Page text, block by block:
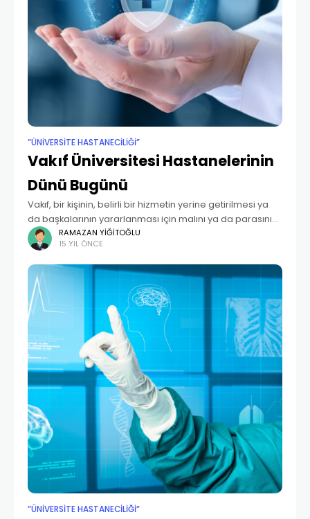
”ÜNIVERSITE HASTANECILIĞI”
Vakıf Üniversitesi Hastanelerinin
Dünü Bugünü
Vakıf, bir kişinin, belirli bir hizmetin yerine getirilmesi ya
da başkalarının yararlanması için malını ya da parasını
bağışlayarak oluşturduğu kuruluştur. Bir vakfın
kurulabilmesi için mülk sahibinin vakfa bırakacağı bir
mülk
RAMAZAN YIĞITOĞLU
15 YIL ÖNCE
”ÜNIVERSITE HASTANECILIĞI”